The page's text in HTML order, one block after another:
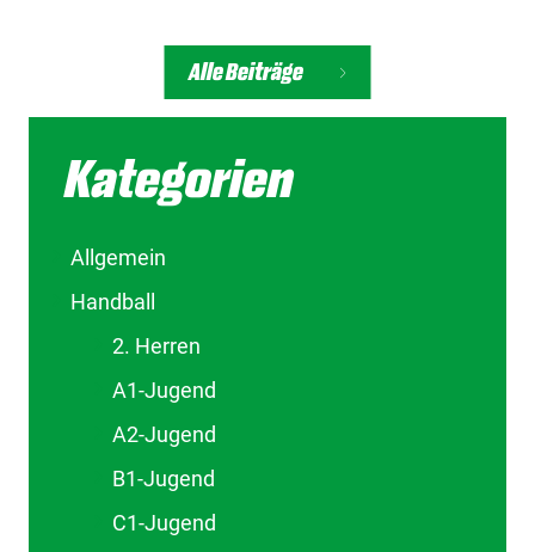
Alle Beiträge
Kategorien
Allgemein
Handball
2. Herren
A1-Jugend
A2-Jugend
B1-Jugend
C1-Jugend